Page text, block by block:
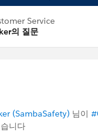
Service
의 질문
(SambaSafety) 님이
니다